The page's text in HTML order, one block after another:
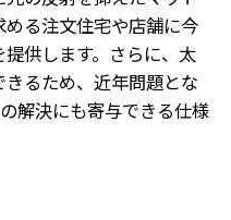
る注文住宅や店舗に今
供します。さらに、太
るため、近年問題とな
解決にも寄与できる仕様